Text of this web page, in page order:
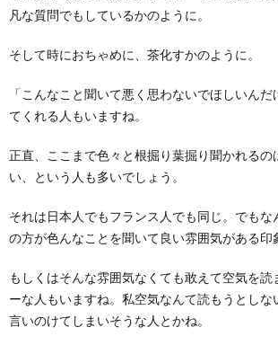
凡な質問でもしているかのように。
そして時におちゃめに、茶化すかのように。
「こんなこと聞いて悪く思わないでほしいん
てくれる人もいますね。
正直、ここまで色々と根掘り葉掘り聞かれるの
い、という人も多いでしょう。
それは日本人でもフランス人でも同じ。でもな
の方が色んなことを聞いて良い雰囲気がある印
もしくはそんな雰囲気なくても敢えて空気を読
ーな人もいますね。私空気なんて読もうとしな
言いのけてしまいそうな人とかね。